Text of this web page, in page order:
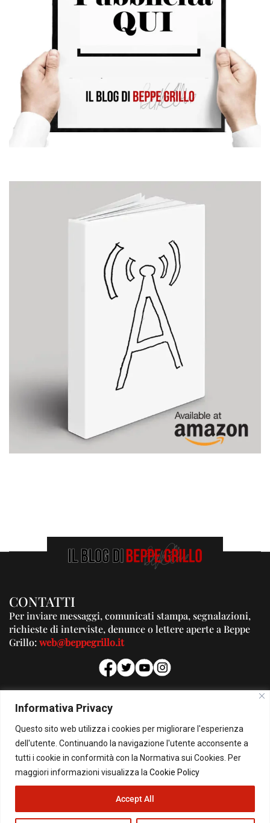
Informativa Privacy
Questo sito web utilizza i cookies per migliorare l'esperienza
dell'utente. Continuando la navigazione l'utente acconsente a
tutti i cookie in conformità con la Normativa sui Cookies. Per
maggiori informazioni visualizza la Cookie Policy
Accept All
CONTATTI
Per inviare messaggi, comunicati stampa, segnalazioni,
richieste di interviste, denunce o lettere aperte a Beppe
Grillo:web@beppegrillo.it
PUBBLICITA'
Per la tua pubblicità su questo Blog:
pubblicita@beppegrillo.it
© Copyright 2026 - Il Blog di Beppe Grillo. All Rights Reserved - Powered by
happygrafic.com